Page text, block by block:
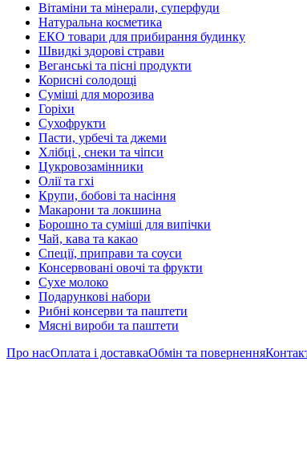
Вітаміни та мінерали, суперфуди
Натуральна косметика
ЕКО товари для прибирання будинку
Швидкі здорові страви
Веганські та пісні продукти
Корисні солодощі
Суміші для морозива
Горіхи
Сухофрукти
Пасти, урбечі та джеми
Хлібці , снеки та чіпси
Цукровозамінники
Олії та гхі
Крупи, бобові та насіння
Макарони та локшина
Борошно та суміші для випічки
Чай, кава та какао
Спеції, приправи та соуси
Консервовані овочі та фрукти
Сухе молоко
Подарункові набори
Рибні консерви та паштети
Мясні вироби та паштети
Про насОплата і доставкаОбмін та повернення